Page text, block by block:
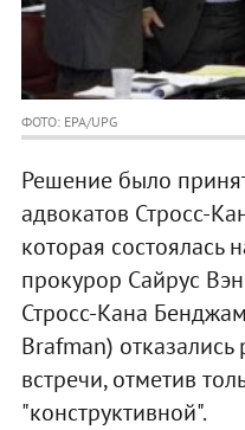
ФОТО: EPA/UPG
Решение было
адвокатов Стросс-
которая состоялась
прокурор Сайрус
Стросс-Кана
Brafman)
встречи, отметив
"конструктивной".